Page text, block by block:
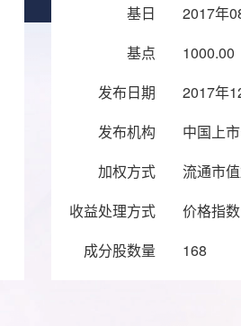
基日
2017年
基点
1000.00
发布日期
2017年
发布机构
中国上
加权方式
流通市
收益处理方式
价格指数
成分股数量
168